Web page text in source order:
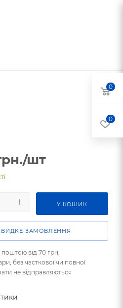
/шт
У КОШИК
ЗАМОВЛЕННЯ
від 70 грн,
без часткової чи повної
не відправляються
0
0